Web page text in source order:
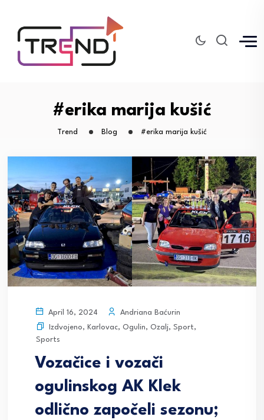
#erika marija kušić
Trend Blog #erika marija kušić
April 16, 2024
Andriana Baćurin
Izdvojeno, Karlovac, Ogulin, Ozalj, Sport,
Sports
Vozačice i vozači
ogulinskog AK Klek
odlično započeli sezonu;